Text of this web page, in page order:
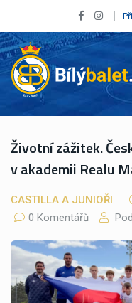
Životní zážitek.
v akademii Realu
CASTILLA A JUNIOŘI
0 Komentářů